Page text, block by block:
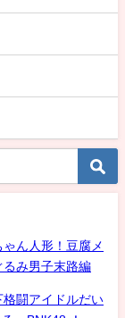
ん人形！豆腐メ
るみ男子末路編
闘アイドルだい